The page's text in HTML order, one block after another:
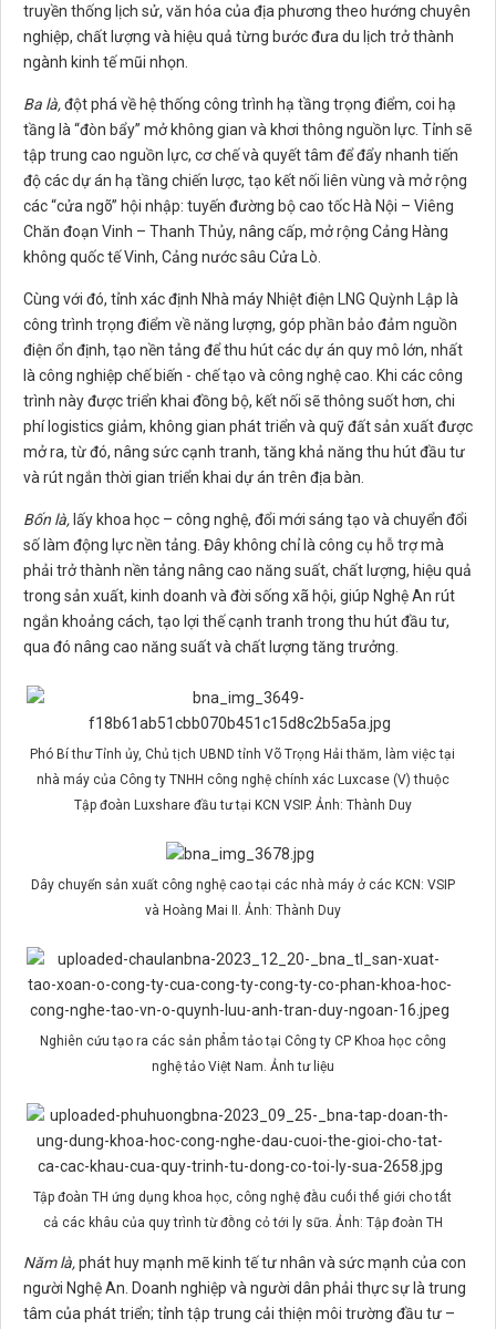
truyền thống lịch sử, văn hóa của địa phương theo hướng chuyên
nghiệp, chất lượng và hiệu quả từng bước đưa du lịch trở thành
ngành kinh tế mũi nhọn.
Ba là,đột phá về hệ thống công trình hạ tầng trọng điểm, coi hạ
tầng là “đòn bẩy” mở không gian và khơi thông nguồn lực. Tỉnh sẽ
tập trung cao nguồn lực, cơ chế và quyết tâm để đẩy nhanh tiến
độ các dự án hạ tầng chiến lược, tạo kết nối liên vùng và mở rộng
các “cửa ngõ” hội nhập: tuyến đường bộ cao tốc Hà Nội – Viêng
Chăn đoạn Vinh – Thanh Thủy, nâng cấp, mở rộng Cảng Hàng
không quốc tế Vinh, Cảng nước sâu Cửa Lò.
Cùng với đó, tỉnh xác định Nhà máy Nhiệt điện LNG Quỳnh Lập là
công trình trọng điểm về năng lượng, góp phần bảo đảm nguồn
điện ổn định, tạo nền tảng để thu hút các dự án quy mô lớn, nhất
là công nghiệp chế biến - chế tạo và công nghệ cao. Khi các công
trình này được triển khai đồng bộ, kết nối sẽ thông suốt hơn, chi
phí logistics giảm, không gian phát triển và quỹ đất sản xuất được
mở ra, từ đó, nâng sức cạnh tranh, tăng khả năng thu hút đầu tư
và rút ngắn thời gian triển khai dự án trên địa bàn.
Bốn là,lấy khoa học – công nghệ, đổi mới sáng tạo và chuyển đổi
số làm động lực nền tảng. Đây không chỉ là công cụ hỗ trợ mà
phải trở thành nền tảng nâng cao năng suất, chất lượng, hiệu quả
trong sản xuất, kinh doanh và đời sống xã hội, giúp Nghệ An rút
ngắn khoảng cách, tạo lợi thế cạnh tranh trong thu hút đầu tư,
qua đó nâng cao năng suất và chất lượng tăng trưởng.
Phó Bí thư Tỉnh ủy, Chủ tịch UBND tỉnh Võ Trọng Hải thăm, làm việc tại
nhà máy của Công ty TNHH công nghệ chính xác Luxcase (V) thuộc
Tập đoàn Luxshare đầu tư tại KCN VSIP. Ảnh: Thành Duy
Dây chuyển sản xuất công nghệ cao tại các nhà máy ở các KCN: VSIP
và Hoàng Mai II. Ảnh: Thành Duy
Nghiên cứu tạo ra các sản phẩm tảo tại Công ty CP Khoa học công
nghệ tảo Việt Nam. Ảnh tư liệu
Tập đoàn TH ứng dụng khoa học, công nghệ đầu cuối thế giới cho tất
cả các khâu của quy trình từ đồng cỏ tới ly sữa. Ảnh: Tập đoàn TH
Năm là,phát huy mạnh mẽ kinh tế tư nhân và sức mạnh của con
người Nghệ An. Doanh nghiệp và người dân phải thực sự là trung
tâm của phát triển; tỉnh tập trung cải thiện môi trường đầu tư –